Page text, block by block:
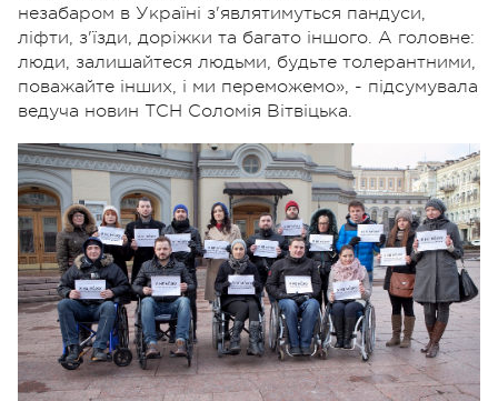
незабаром в Україні з'являтимуться пандуси,
ліфти, з'їзди, доріжки та багато іншого. А головне:
люди, залишайтеся людьми, будьте толерантними,
поважайте інших, і ми переможемо», - підсумувала
ведуча новин ТСН Соломія Вітвіцька.